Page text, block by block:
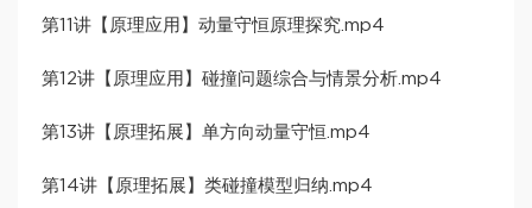
第11讲【原理应用】动量守恒原理探究.mp4
第12讲【原理应用】碰撞问题综合与情景分析.mp4
第13讲【原理拓展】单方向动量守恒.mp4
第14讲【原理拓展】类碰撞模型归纳.mp4